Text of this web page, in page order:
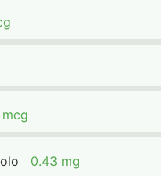
0.43 mg